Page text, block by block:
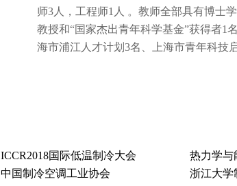
师3人，工程师1人 。教师全部具有博士
教授和“国家杰出青年科学基金”获得者1
海市浦江人才计划3名、上海市青年科技
ICCR2018国际低温制冷大会 热力学与
中国制冷空调工业协会 浙江大学